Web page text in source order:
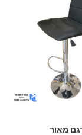
מאור